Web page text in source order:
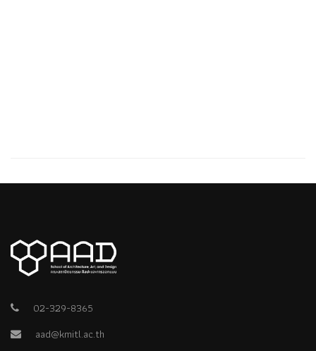
02-329-8365
aad@kmitl.ac.th